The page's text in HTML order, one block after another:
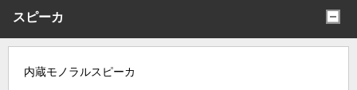
スピーカ
内蔵モノラルスピーカ